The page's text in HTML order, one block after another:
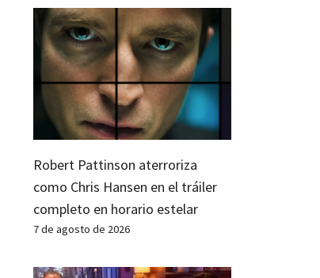
Robert Pattinson aterroriza
como Chris Hansen en el tráiler
completo en horario estelar
7 de agosto de 2026